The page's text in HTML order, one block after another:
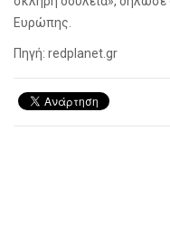
Ευρώπης.
Πηγή: redplanet.gr